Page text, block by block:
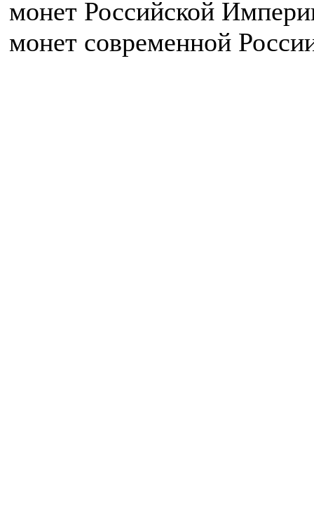
монет Российской
монет современной